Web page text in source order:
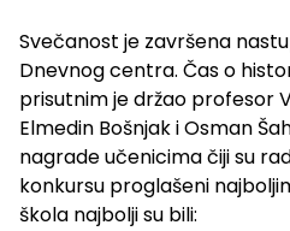
Svečanost je završena
Dnevnog centra. Čas o
prisutnim je držao profesor
Elmedin Bošnjak i Osman
nagrade učenicima čiji su
konkursu proglašeni
škola najbolji su bili: